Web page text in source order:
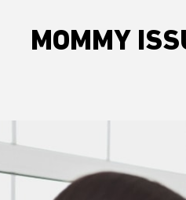
MOMMY